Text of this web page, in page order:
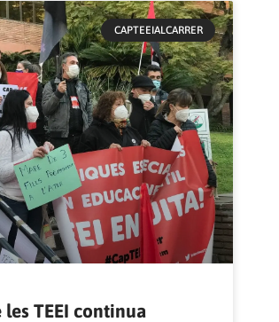
CAPTEEIALCARRER
TEEI continua